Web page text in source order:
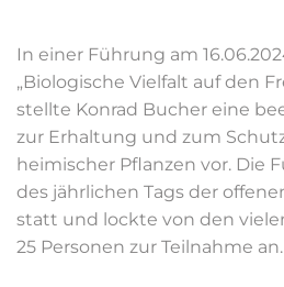
In einer Führung am
„Biologische Vielfalt auf den
stellte Konrad Bucher eine
zur Erhaltung und zum
heimischer Pflanzen vor. Die
des jährlichen Tags der
statt und lockte von den
25 Personen zur Teilnahme an.